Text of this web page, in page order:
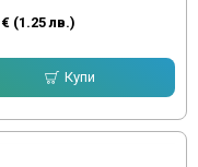
(1.25 лв.)
Купи